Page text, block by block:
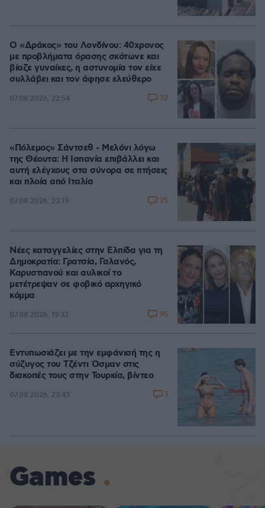
Ο «Δράκος» του Λονδίνου: 40χρονος
με προβλήματα όρασης σκότωνε και
βίαζε γυναίκες, η αστυνομία τον είχε
συλλάβει και τον άφησε ελεύθερο
07.08.2026, 22:54 32
«Πόλεμος» Σάντσεθ - Μελόνι λόγω
της Θέουτα: Η Ισπανία επιβάλλει και
αυτή ελέγχους στα σύνορα σε πτήσεις
και πλοία από Ιταλία
07.08.2026, 23:19 25
Νέες καταγγελίες στην Ελπίδα για τη
Δημοκρατία: Γρατσία, Γαλανός,
Καρυστιανού και αυλικοί το
μετέτρεψαν σε φοβικό αρχηγικό
κόμμα
07.08.2026, 19:33 95
Εντυπωσιάζει με την εμφάνισή της η
σύζυγος του Τζέντι Όσμαν στις
διακοπές τους στην Τουρκία, βίντεο
07.08.2026, 23:43 1
Games